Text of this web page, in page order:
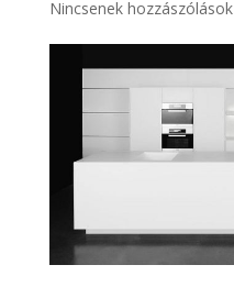
Nincsenek hozzászólások